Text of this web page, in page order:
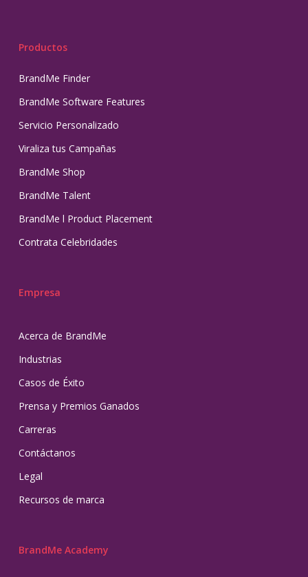
Productos
BrandMe Finder
BrandMe Software Features
Servicio Personalizado
Viraliza tus Campañas
BrandMe Shop
BrandMe Talent
BrandMe l Product Placement
Contrata Celebridades
Empresa
Acerca de BrandMe
Industrias
Casos de Éxito
Prensa y Premios Ganados
Carreras
Contáctanos
Legal
Recursos de marca
BrandMe Academy